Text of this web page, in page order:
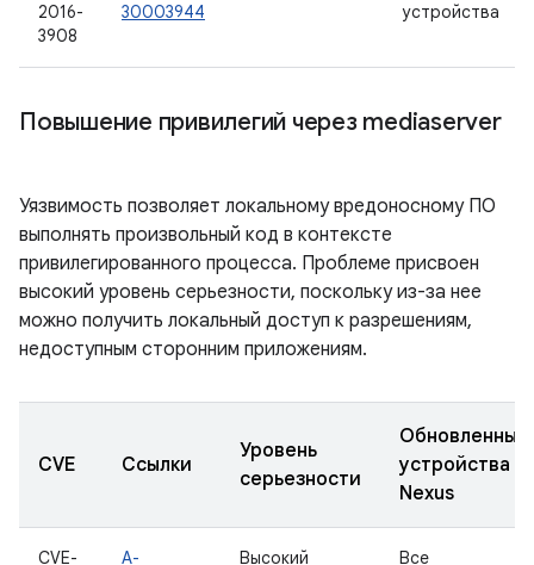
2016-
3908
30003944
устройства
Повышение привилегий через mediaserver
Уязвимость позволяет локальному вредоносному ПО
выполнять произвольный код в контексте
привилегированного процесса. Проблеме присвоен
высокий уровень серьезности, поскольку из-за нее
можно получить локальный доступ к разрешениям,
недоступным сторонним приложениям.
CVE Ссылки
Уровень
серьезности
Обновленные
устройства
Nexus
CVE- A- Высокий Все